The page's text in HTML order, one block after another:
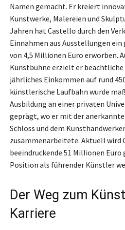
Namen gemacht. Er kreiert
Kunstwerke, Malereien und
Jahren hat Castello durch den
Einnahmen aus Ausstellungen
von 4,5 Millionen Euro erworben.
Kunstbühne erzielt er beachtliche
jährliches Einkommen auf rund
künstlerische Laufbahn wurde
Ausbildung an einer privaten
geprägt, wo er mit der
Schloss und dem
zusammenarbeitete. Aktuell wird
beeindruckende 51 Millionen Euro
Position als führender Künstler
Der Weg zum
Karriere